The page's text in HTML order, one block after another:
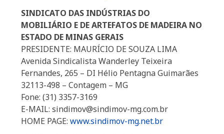
SINDICATO DAS INDÚSTRIAS DO
MOBILIÁRIO E DE ARTEFATOS DE MADEIRA NO
ESTADO DE MINAS GERAIS
PRESIDENTE: MAURÍCIO DE SOUZA LIMA
Avenida Sindicalista Wanderley Teixeira
Fernandes, 265 – DI Hélio Pentagna Guimarães
32113-498 – Contagem – MG
Fone: (31) 3357-3169
E-MAIL: sindimov@sindimov-mg.com.br
HOME PAGE:www.sindimov-mg.net.br